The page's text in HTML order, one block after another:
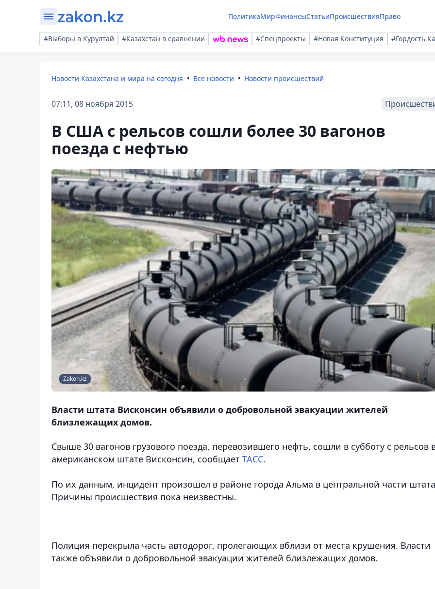
ПолитикаМирФинансыСтатьиПроисшествияПраво
#Выборы в Курултай #Казахстан в сравнении #Спецпроекты #Новая Конституция #Гордость
Новости Казахстана и мира на сегодня Все новости Новости происшествий
07:11, 08 ноября 2015
В США с рельсов сошли более 30 вагонов
поезда с нефтью
Zakon.kz
Власти штата Висконсин объявили о добровольной эвакуации жителей
близлежащих домов.
Свыше 30 вагонов грузового поезда, перевозившего нефть, сошли в субботу с рельсов
американском штате Висконсин, сообщает ТАСС.
По их данным, инцидент произошел в районе города Альма в центральной части
Причины происшествия пока неизвестны.
Полиция перекрыла часть автодорог, пролегающих вблизи от места крушения. Власти
также объявили о добровольной эвакуации жителей близлежащих домов.